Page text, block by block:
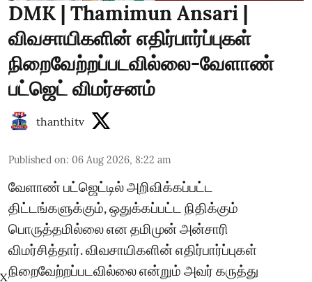
DMK | Thamimun Ansari |
விவசாயிகளின் எதிர்பார்ப்புகள்
நிறைவேற்றப்படவில்லை-வேளாண்
பட்ஜெட் விமர்சனம்
thanthitv
Published on: 06 Aug 2026, 8:22 am
வேளாண் பட்ஜெட்டில் அறிவிக்கப்பட்ட
திட்டங்களுக்கும், ஒதுக்கப்பட்ட நிதிக்கும்
பொருத்தமில்லை என தமிமுன் அன்சாரி
விமர்சித்தார். விவசாயிகளின் எதிர்பார்ப்புகள்
நிறைவேற்றப்படவில்லை என்றும் அவர் கருத்து
X